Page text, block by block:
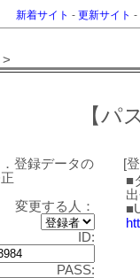
新着サイト - 更新サイト -
【パ
登録データの
変更する人：
ID:
PASS:
[
■